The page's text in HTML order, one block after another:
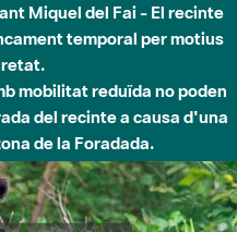
Miquel del Fai - El recinte
temporal per motius
mobilitat reduïda no poden
del recinte a causa d'una
de la Foradada.